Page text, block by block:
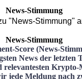
News-Stimmung
"News-Stimmung"
News-Stimmung
Score (News-
News der letzten
relevantesten Krypto-
jede Meldung nach